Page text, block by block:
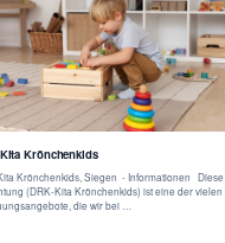
Krönchenkids
Krönchenkids, Siegen - Informationen Diese
(DRK-Kita Krönchenkids) ist eine der vielen
die wir bei …